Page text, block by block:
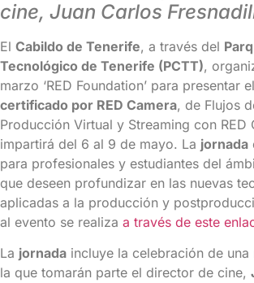
cine, Juan Carlos
El Cabildo de Tenerife, a través del
Tecnológico de Tenerife (PCTT),
marzo ‘RED Foundation’ para presentar el
certificado por RED Camera, de Flujos
Producción Virtual y Streaming con RED
impartirá del 6 al 9 de mayo. La jornada
para profesionales y estudiantes del
que deseen profundizar en las nuevas
aplicadas a la producción y
al evento se realiza a través de este
La jornada incluye la celebración de una
la que tomarán parte el director de cine,